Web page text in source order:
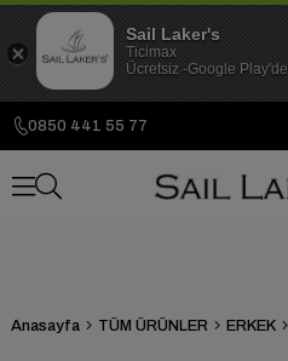
0850 441 55 77
Anasayfa TÜM ÜRÜNLER ERKEK
Sail Laker's
Ticimax
Ücretsiz -Google Play'de